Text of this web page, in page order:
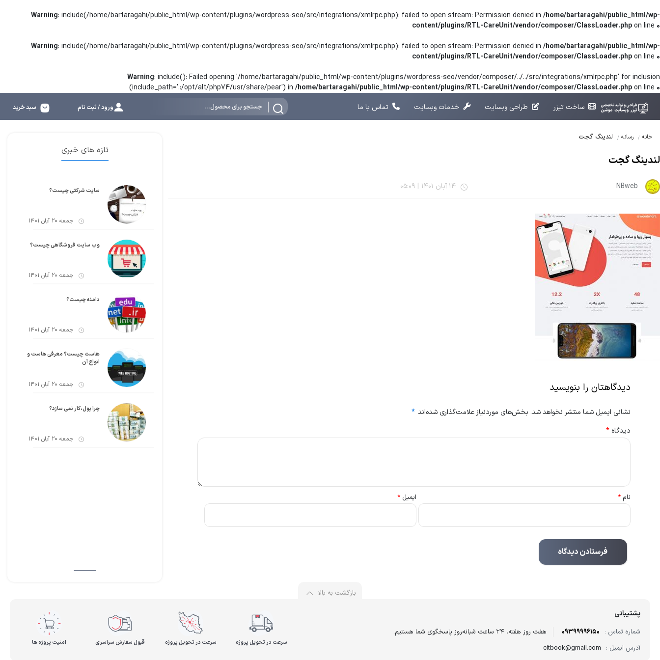
Warning: include(/home/bartaragahi/public_html/wp-content/plugins/wordpress-seo/src/integrations/xmlrpc.php): failed to open stream: Permission denied in /home/bartaragahi/public_html/wp-
content/plugins/RTL-CareUnit/vendor/composer/ClassLoader.phpon line 0
Warning: include(/home/bartaragahi/public_html/wp-content/plugins/wordpress-seo/src/integrations/xmlrpc.php): failed to open stream: Permission denied in /home/bartaragahi/public_html/wp-
content/plugins/RTL-CareUnit/vendor/composer/ClassLoader.phpon line 0
Warning: include(): Failed opening '/home/bartaragahi/public_html/wp-content/plugins/wordpress-seo/vendor/composer/../../src/integrations/xmlrpc.php' for inclusion
(include_path='.:/opt/alt/php74/usr/share/pear') in /home/bartaragahi/public_html/wp-content/plugins/RTL-CareUnit/vendor/composer/ClassLoader.phpon line 0
ساخت تیزر
طراحی وبسایت خدمات وبسایت تماس با ما ورود / ثبت نام سبد خرید
خانه رسانه لندینگ گجت
لندینگ گجت
NBweb 14 آبان 1401 |
05:09
دیدگاهتان را بنویسید
نشانی ایمیل شما منتشر نخواهد شد. بخش‌های موردنیاز علامت‌گذاری شده‌اند *
دیدگاه*
نام* ایمیل*
تازه های خبری
سایت شرکتی چیست؟
جمعه 20 آبان 1401
وب سایت فروشگاهی چیست؟
جمعه 20 آبان 1401
دامنه چیست؟
جمعه 20 آبان 1401
هاست چیست؟ معرفی هاست و
انواع آن
جمعه 20 آبان 1401
چرا پول،کار نمی سازد؟
جمعه 20 آبان 1401
بازگشت به بالا
پشتیبانی
شماره تماس : 09399996150
هفت روز هفته، ۲۴ ساعت شبانه‌روز پاسخگوی شما هستیم.
آدرس ایمیل : citbook@gmail.com
سرعت در تحویل پروژه سرعت در تحویل پروژه قبول سفارش سراسری امنیت پروژه ها